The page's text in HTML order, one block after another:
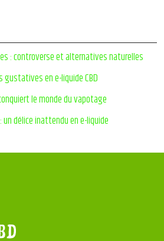
: controverse et alternatives naturelles
en e-liquide CBD
le monde du vapotage
délice inattendu en e-liquide